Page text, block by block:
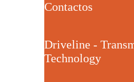
Contactos
Driveline -
Technology